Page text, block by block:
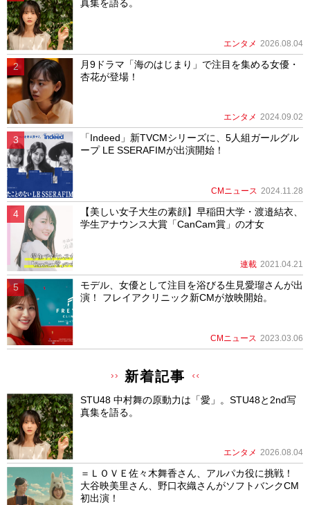
真集を語る。
エンタメ 2026.08.04
月9ドラマ「海のはじまり」で注目を集める女優・
杏花が登場！
エンタメ 2024.09.02
「Indeed」新TVCMシリーズに、5人組ガールグル
ープ LE SSERAFIMが出演開始！
CMニュース 2024.11.28
【美しい女子大生の素顔】早稲田大学・渡邉結衣、
学生アナウンス大賞「CanCam賞」の才女
連載 2021.04.21
モデル、女優として注目を浴びる生見愛瑠さんが出
演！ フレイアクリニック新CMが放映開始。
CMニュース 2023.03.06
新着記事
STU48 中村舞の原動力は「愛」。STU48と2nd写
真集を語る。
エンタメ 2026.08.04
＝ＬＯＶＥ佐々木舞香さん、アルパカ役に挑戦！
大谷映美里さん、野口衣織さんがソフトバンクCM
初出演！